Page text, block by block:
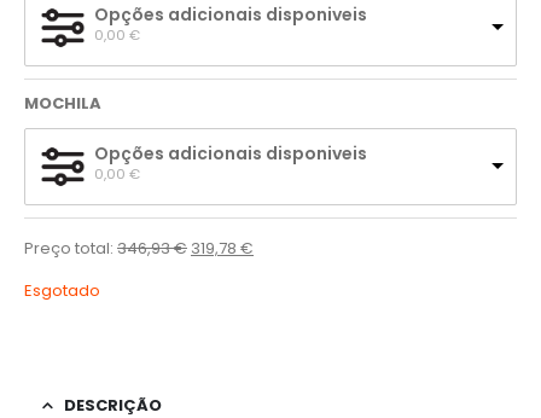
Opções adicionais disponiveis
0,00 €
MOCHILA
Opções adicionais disponiveis
0,00 €
Preço total: 346,93€ 319,78 €
Esgotado
DESCRIÇÃO